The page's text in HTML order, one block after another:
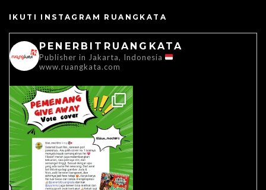
IKUTI INSTAGRAM RUANGKATA
PENERBITRUANGKATA
Publisher in Jakarta, Indonesia
www.ruangkata.com